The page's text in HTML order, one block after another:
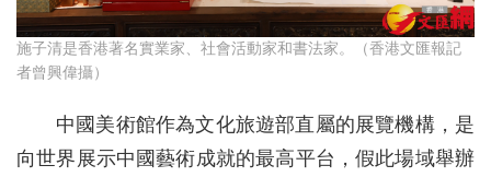
施子清是香港著名實業家、社會活動家和書法家。（香港文匯報記
者曾興偉攝）
中國美術館作為文化旅遊部直屬的展覽機構，是
向世界展示中國藝術成就的最高平台，假此場域舉辦